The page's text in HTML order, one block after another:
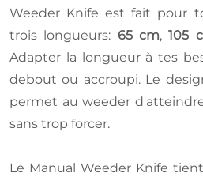
Weeder Knife est fait pour
trois longueurs: 65 cm,105
Adapter la longueur à tes
debout ou accroupi. Le
permet au weeder
sans trop forcer.
Le Manual Weeder Knife